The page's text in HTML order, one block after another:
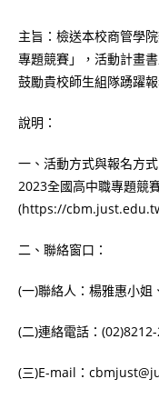
主旨：檢送本校商管學
專題競賽」，活動計畫
鼓勵貴校師生組隊踴躍
說明：
一、活動方式與報名方
2023全國高中職專題競
(https://
二、聯絡窗口：
(一)聯絡人：楊雅惠小姐
(二)連絡電話：
(三)E-mail：